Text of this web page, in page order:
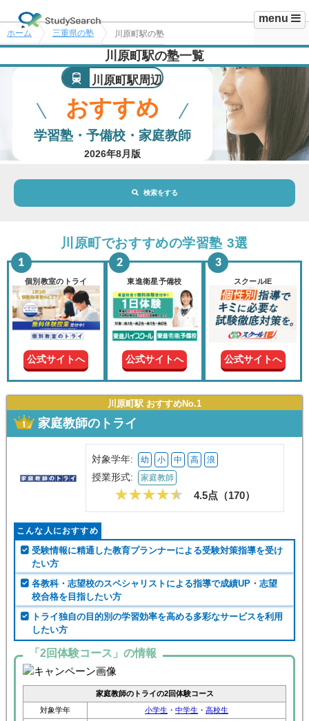
menu
ホーム 三重県の塾 川原町駅の塾
川原町駅の塾一覧
川原町駅周辺
おすすめ
学習塾・予備校・家庭教師
2026年8月版
検索をする
地域・駅 川原町駅
選択されていません
市区町村 選択されていません 変更
現在の
学年
授業形
式
この条件で絞り込む
川原町でおすすめの学習塾 3選
個別教室のトライ
公式サイトへ
東進衛星予備校
公式サイトへ
スクールIE
公式サイトへ
川原町駅 おすすめNo.1
家庭教師のトライ
対象学年: 幼 小 中 高 浪
授業形式: 家庭教師
4.5点（170）
こんな人におすすめ
受験情報に精通した教育プランナーによる受験対策指導を受け
たい方
各教科・志望校のスペシャリストによる指導で成績UP・志望
校合格を目指したい方
トライ独自の目的別の学習効率を高める多彩なサービスを利用
したい方
「2回体験コース」の情報
家庭教師のトライの2回体験コース
対象学年
小学生 ・ 中学生 ・ 高校生